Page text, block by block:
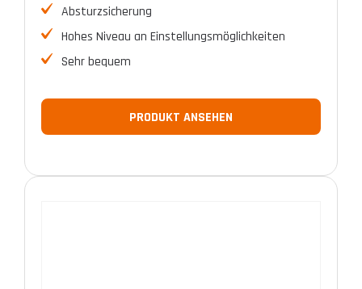
Absturzsicherung
Hohes Niveau an Einstellungsmöglichkeiten
Sehr bequem
PRODUKT ANSEHEN